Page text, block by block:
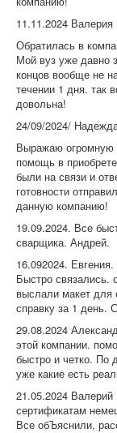
11.11.2024 Валерия
Обратилась в
Мой вуз уже давно
концов вообще не
течении 1 дня. так
довольна!
24/09/2024/
Выражаю огромную
помощь в
были на связи и
готовности
данную компанию!
19.09.2024. Все
сварщика. Андрей.
16.092024.
Быстро связались.
выслали макет для
справку за 1 день.
29.08.2024
этой компании.
быстро и четко. По
уже какие есть
21.05.2024
сертификатам
Все обЪяснили,